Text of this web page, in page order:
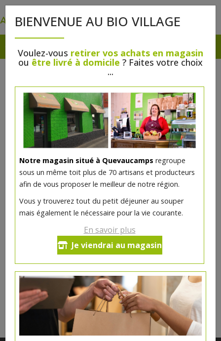
BIENVENUE AU BIO VILLAGE
Voulez-vous retirer vos achats en magasin
ou être livré à domicile ? Faites votre choix
...
Notre magasin situé à Quevaucamps regroupe
sous un même toit plus de 70 artisans et producteurs
afin de vous proposer le meilleur de notre région.
Vous y trouverez tout du petit déjeuner au souper
mais également le nécessaire pour la vie courante.
En savoir plus
Je viendrai au magasin
Pâté de gibier +/-200g
32.65€/kg
Ce produit est indisponible pour le moment.
DANS LA MÊME CATÉGORIE ...